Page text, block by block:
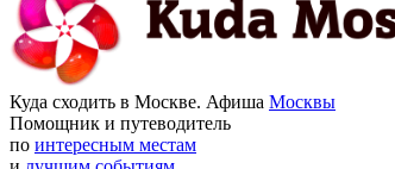
Куда сходить в Москве. Афиша Москвы
Помощник и путеводитель
по интересным местам